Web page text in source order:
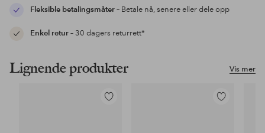
Fleksible betalingsmåter– Betale nå, senere eller dele opp
Enkel retur– 30 dagers returrett*
Vis mer
Lignende produkter
Legg
Legg